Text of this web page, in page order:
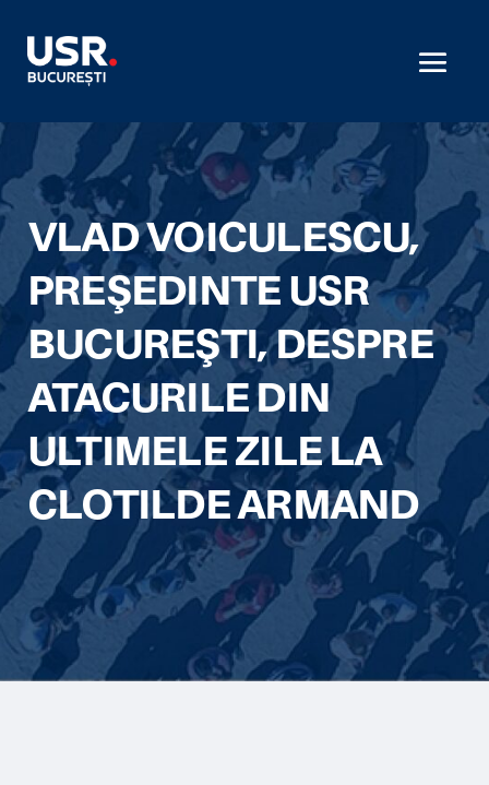
VLAD VOICULESCU,
PREŞEDINTE USR
BUCUREŞTI, DESPRE
ATACURILE DIN
ULTIMELE ZILE LA
CLOTILDE ARMAND